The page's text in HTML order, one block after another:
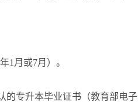
月或7月）。
专升本毕业证书（教育部电